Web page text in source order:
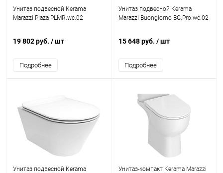
Унитаз подвесной Kerama
Marazzi Plaza PLMR.wc.02
19 802 руб. / шт
Подробнее
Унитаз подвесной Kerama
Marazzi Buongiorno BG.Pro.wc.02
15 648 руб. / шт
Подробнее
Унитаз подвесной Kerama
Унитаз-компакт Kerama Marazzi